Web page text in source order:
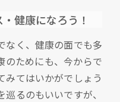
健康になろう！
なく、健康の面でも多
のためにも、今からで
みてはいかがでしょう
るのもいいですが、